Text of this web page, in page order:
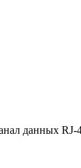
данных